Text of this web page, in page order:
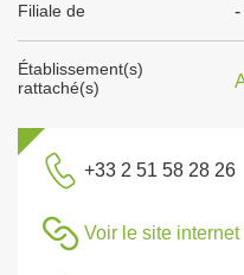
Filiale de -
Établissement(s)
rattaché(s)
+33 2 51 58 28 26
Voir le site internet